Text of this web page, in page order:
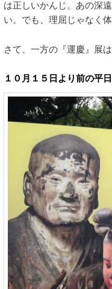
は正しいかんじ。あの深
い。でも、理屈じゃなく
さて、一方の『運慶』展は
１０月１５日より前の平